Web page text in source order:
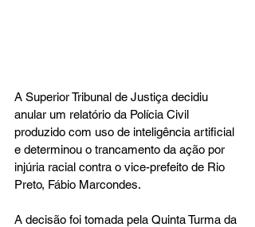
A Superior Tribunal de Justiça decidiu
anular um relatório da Polícia Civil
produzido com uso de inteligência artificial
e determinou o trancamento da ação por
injúria racial contra o vice-prefeito de Rio
Preto, Fábio Marcondes.
A decisão foi tomada pela Quinta Turma da